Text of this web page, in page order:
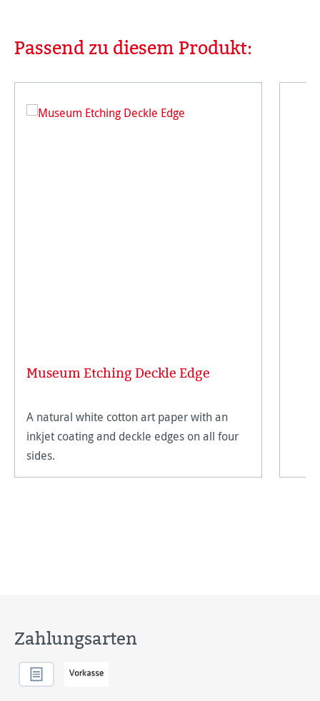
Produktgalerie überspringen
Passend zu diesem Produkt:
Museum Etching Deckle Edge
A natural white cotton art paper with an
inkjet coating and deckle edges on all four
sides.
Zahlungsarten